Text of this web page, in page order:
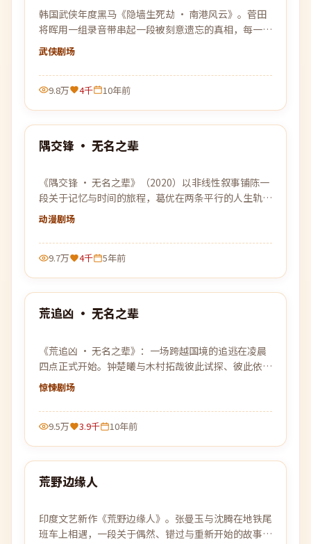
韩国武侠年度黑马《隐墙生死劫 · 南港风云》。菅田
将晖用一组录音带串起一段被刻意遗忘的真相，每一段
沉默背后，都是一次惊雷般的回响。
武侠剧场
9.8万 4千 10年前
热门
隅交锋 · 无名之辈
《隅交锋 · 无名之辈》（2020）以非线性叙事铺陈一
段关于记忆与时间的旅程，葛优在两条平行的人生轨迹
中寻找自我的答案。
动漫剧场
9.7万 4千 5年前
热门
99:21
荒追凶 · 无名之辈
《荒追凶 · 无名之辈》：一场跨越国境的追逃在凌晨
四点正式开始。钟楚曦与木村拓哉彼此试探、彼此依
靠，在没有退路的旅程上各自交出底牌。
惊悚剧场
9.5万 3.9千 10年前
热门
91:53
荒野边缘人
印度文艺新作《荒野边缘人》。张曼玉与沈腾在地铁尾
班车上相遇，一段关于偶然、错过与重新开始的故事缓